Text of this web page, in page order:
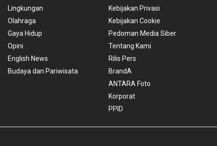
Lingkungan
Olahraga
Gaya Hidup
Opini
English News
Budaya dan Pariwisata
Kebijakan Privasi
Kebijakan Cookie
Pedoman Media Siber
Tentang Kami
Rilis Pers
BrandA
ANTARA Foto
Korporat
PPID